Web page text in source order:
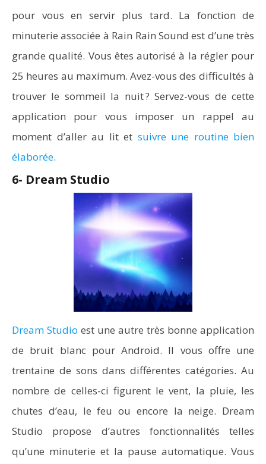
pour vous en servir plus tard. La fonction de
minuterie associée à Rain Rain Sound est d’une très
grande qualité. Vous êtes autorisé à la régler pour
25 heures au maximum. Avez-vous des difficultés à
trouver le sommeil la nuit ? Servez-vous de cette
application pour vous imposer un rappel au
moment d’aller au lit et suivre une routine bien
élaborée.
6- Dream Studio
Dream Studio est une autre très bonne application
de bruit blanc pour Android. Il vous offre une
trentaine de sons dans différentes catégories. Au
nombre de celles-ci figurent le vent, la pluie, les
chutes d’eau, le feu ou encore la neige. Dream
Studio propose d’autres fonctionnalités telles
qu’une minuterie et la pause automatique. Vous